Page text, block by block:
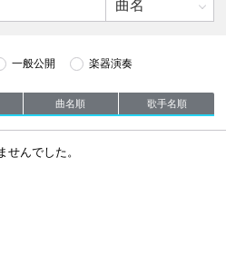
一般公開 楽器演奏
曲名順 歌手名順
んでした。